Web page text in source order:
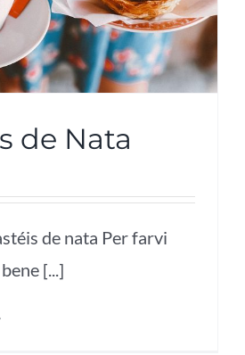
de Nata
de nata Per farvi
[...]